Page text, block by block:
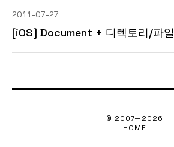
2011-07-27
[iOS] Document + 디렉토리/파일
© 2007—2026
HOME